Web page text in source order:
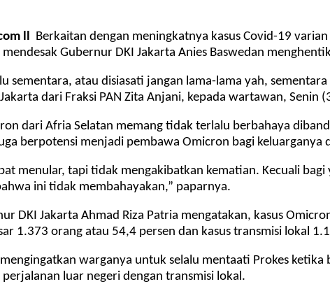
ll Berkaitan dengan meningkatnya kasus Covid-19
mendesak Gubernur DKI Jakarta Anies Baswedan
sementara, atau disiasati jangan lama-lama yah,
dari Fraksi PAN Zita Anjani, kepada wartawan, Senin
dari Afria Selatan memang tidak terlalu berbahaya
berpotensi menjadi pembawa Omicron bagi keluarganya
menular, tapi tidak mengakibatkan kematian. Kecuali
ini tidak membahayakan,” paparnya.
DKI Jakarta Ahmad Riza Patria mengatakan, kasus
1.373 orang atau 54,4 persen dan kasus transmisi lokal
warganya untuk selalu mentaati Prokes
luar negeri dengan transmisi lokal.